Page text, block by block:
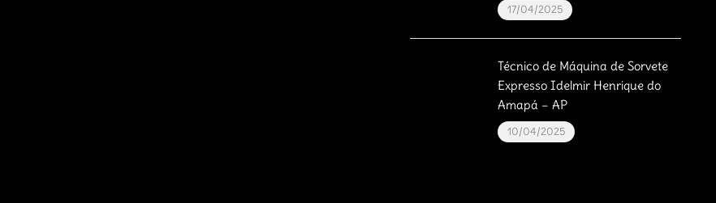
17/04/2025
Técnico de Máquina de Sorvete
Expresso Idelmir Henrique do
Amapá – AP
10/04/2025